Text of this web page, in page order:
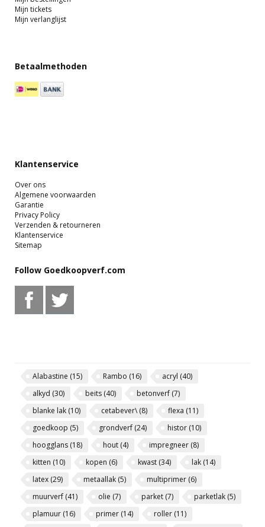
Mijn tickets
Mijn verlanglijst
Betaalmethoden
Klantenservice
Over ons
Algemene voorwaarden
Garantie
Privacy Policy
Verzenden & retourneren
Klantenservice
Sitemap
Follow Goedkoopverf.com
Alabastine (15) Rambo (16) acryl (40)
alkyd (30) beits (40) betonverf (7)
blanke lak (10) cetabever\(8) flexa (11)
goedkoop (5) grondverf (24) histor (10)
hoogglans (18) hout (4) impregneer (8)
kitten (10) kopen (6) kwast (34) lak (14)
latex (29) metaallak (5) multiprimer (6)
muurverf (41) olie (7) parket (7) parketlak (5)
plamuur (16) primer (14) roller (11)